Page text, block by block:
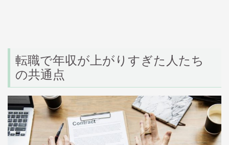
転職で年収が上がりすぎた人たち
の共通点